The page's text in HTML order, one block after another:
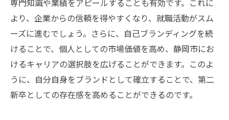
専門知識や業績をアピールすることも有効です。これに
より、企業からの信頼を得やすくなり、就職活動がスム
ーズに進むでしょう。さらに、自己ブランディングを続
けることで、個人としての市場価値を高め、静岡市にお
けるキャリアの選択肢を広げることができます。このよ
うに、自分自身をブランドとして確立することで、第二
新卒としての存在感を高めることができるのです。